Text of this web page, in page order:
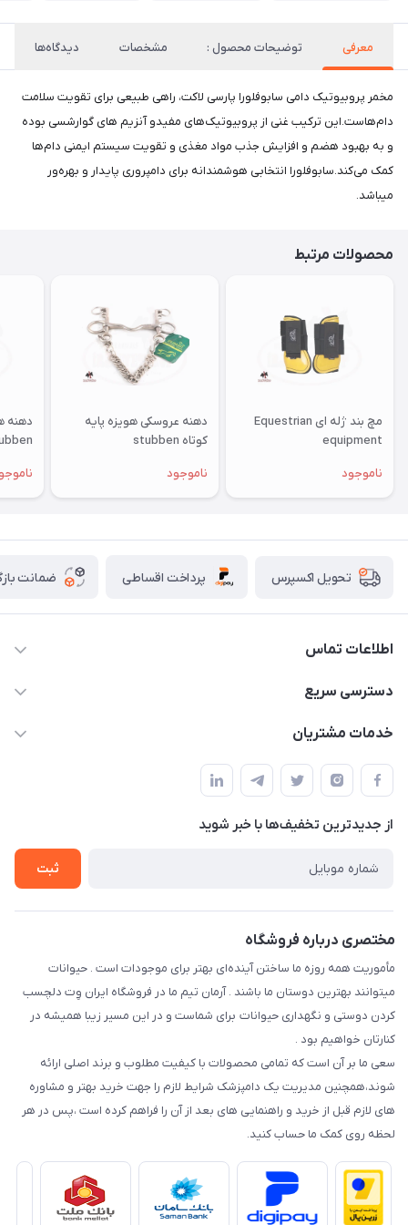
معرفی توضیحات محصول : مشخصات دیدگاه‌ها
مخمر پروبیوتیک دامی سابوفلورا پارسی لاکت، راهی طبیعی برای تقویت سلامت
دام‌هاست.این ترکیب غنی از پروبیوتیک‌های مفیدو آنزیم های گوارشسی بوده
و به بهبود هضم و افزایش جذب مواد مغذی و تقویت سیستم ایمنی دام‌ها
کمک می‌کند.سابوفلورا انتخابی هوشمندانه برای دامپروری پایدار و بهره‌ور
میباشد.
محصولات مرتبط
مچ بند ژله ای Equestrian
equipment
ناموجود
دهنه عروسکی هویزه پایه
کوتاه stubben
ناموجود
دهنه
تحویل اکسپرس پرداخت اقساطی ضمانت
اطلاعات تماس
07154503736-09120986090
دسترسی سریع
حساب کاربری
درباره ما
تماس با ما
خدمات مشتریان
قوانین و مقررات
حفظ حریم شخصی
سوالات متداول
شرایط ارسال رایگان
از جدید‌ترین تخفیف‌ها با‌ خبر شوید
ثبت
مختصری درباره فروشگاه
مأموریت همه روزه ما ساختن آینده‌ای بهتر برای موجودات است . حیوانات
میتوانند بهترین دوستان ما باشند . آرمان تیم ما در فروشگاه ایران وِت دلچسب
کردن دوستی و نگهداری حیوانات برای شماست و در این مسیر زیبا همیشه در
کنارتان خواهیم بود .
سعی ما بر آن است که تمامی محصولات با کیفیت مطلوب و برند اصلی ارائه
شوند،همچنین مدیریت یک دامپزشک شرایط لازم را جهت خرید بهتر و مشاوره
های لازم قبل از خرید و راهنمایی های بعد از آن را فراهم کرده است ،پس در هر
لحظه روی کمک ما حساب کنید.